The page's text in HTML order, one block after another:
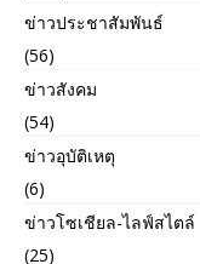
ข่าวประชาสัมพันธ์
(56)
ข่าวสังคม
(54)
ข่าวอุบัติเหตุ
(6)
ข่าวโซเชียล-ไลฟ์สไตล์
(25)